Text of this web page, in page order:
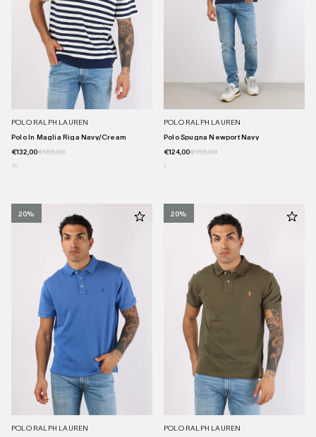
POLO RALPH LAUREN
Polo In Maglia Riga Navy/cream
€132,00€165,00
SL
POLO RALPH LAUREN
Polo Spugna Newport Navy
€124,00€155,00
L
20%
POLO RALPH LAUREN
20%
POLO RALPH LAUREN